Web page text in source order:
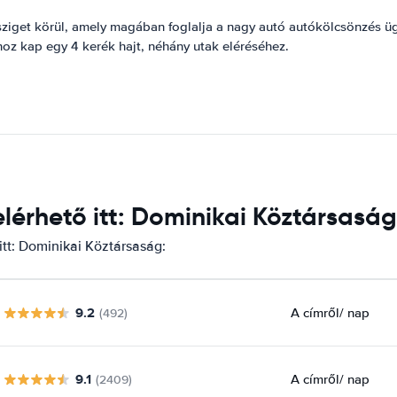
körül, amely magában foglalja a nagy autó autókölcsönzés
kap egy 4 kerék hajt, néhány utak eléréséhez.
itt: Dominikai Köztársaság
Dominikai Köztársaság:
9.2 (492) A címről/ nap
9.1 (2409) A címről/ nap